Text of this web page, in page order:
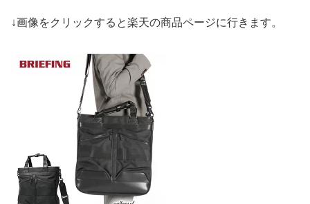
↓画像をクリックすると楽天の商品ページに行きます。